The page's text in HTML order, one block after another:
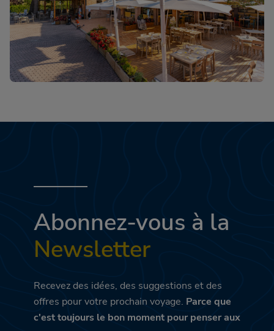
Abonnez-vous à la
Newsletter
Recevez des idées, des suggestions et des
offres pour votre prochain voyage. Parce que
c'est toujours le bon moment pour penser aux